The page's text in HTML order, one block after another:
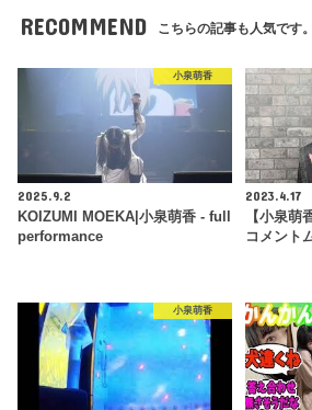
RECOMMEND こちらの記事も人気です。
小泉萌香
2025.9.2
KOIZUMI MOEKA|小泉萌香 - full
performance
2023.4.17
【小泉萌
コメント
小泉萌香